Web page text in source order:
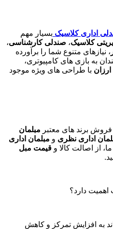
اداری کلاسیک بسیار مهم
کلاسیک، صندلی کارشناسی،
، نیازهای متنوع شما را برآورده
به بازی های کامپیوتری،
با طراحی های ویژه موجود
برند های معتبر مبلمان
اداری نظری و مبلمان اداری
از اصالت کالا و قیمت مبل
.
دارد؟
به افزایش تمرکز و کاهش